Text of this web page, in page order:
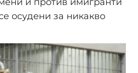
осудени за никакво